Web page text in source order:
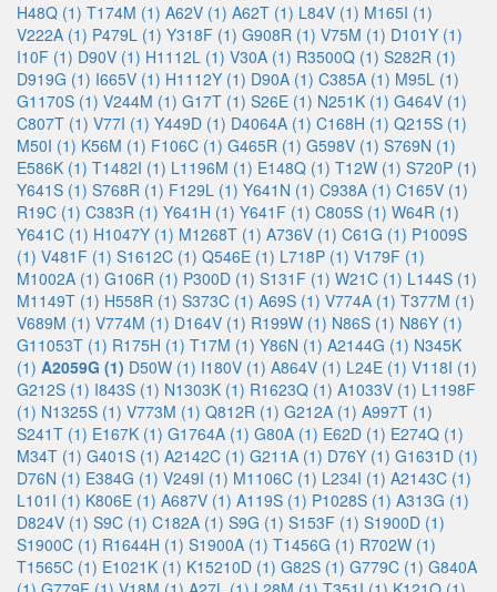
H48Q (1) T174M (1) A62V (1) A62T (1) L84V (1) M165I (1)
V222A (1) P479L (1) Y318F (1) G908R (1) V75M (1) D101Y (1)
I10F (1) D90V (1) H1112L (1) V30A (1) R3500Q (1) S282R (1)
D919G (1) I665V (1) H1112Y (1) D90A (1) C385A (1) M95L (1)
G1170S (1) V244M (1) G17T (1) S26E (1) N251K (1) G464V (1)
C807T (1) V77I (1) Y449D (1) D4064A (1) C168H (1) Q215S (1)
M50I (1) K56M (1) F106C (1) G465R (1) G598V (1) S769N (1)
E586K (1) T1482I (1) L1196M (1) E148Q (1) T12W (1) S720P (1)
Y641S (1) S768R (1) F129L (1) Y641N (1) C938A (1) C165V (1)
R19C (1) C383R (1) Y641H (1) Y641F (1) C805S (1) W64R (1)
Y641C (1) H1047Y (1) M1268T (1) A736V (1) C61G (1) P1009S
(1) V481F (1) S1612C (1) Q546E (1) L718P (1) V179F (1)
M1002A (1) G106R (1) P300D (1) S131F (1) W21C (1) L144S (1)
M1149T (1) H558R (1) S373C (1) A69S (1) V774A (1) T377M (1)
V689M (1) V774M (1) D164V (1) R199W (1) N86S (1) N86Y (1)
G11053T (1) R175H (1) T17M (1) Y86N (1) A2144G (1) N345K
(1) A2059G (1) D50W (1) I180V (1) A864V (1) L24E (1) V118I (1)
G212S (1) I843S (1) N1303K (1) R1623Q (1) A1033V (1) L1198F
(1) N1325S (1) V773M (1) Q812R (1) G212A (1) A997T (1)
S241T (1) E167K (1) G1764A (1) G80A (1) E62D (1) E274Q (1)
M34T (1) G401S (1) A2142C (1) G211A (1) D76Y (1) G1631D (1)
D76N (1) E384G (1) V249I (1) M1106C (1) L234I (1) A2143C (1)
L101I (1) K806E (1) A687V (1) A119S (1) P1028S (1) A313G (1)
D824V (1) S9C (1) C182A (1) S9G (1) S153F (1) S1900D (1)
S1900C (1) R1644H (1) S1900A (1) T1456G (1) R702W (1)
T1565C (1) E1021K (1) K15210D (1) G82S (1) G779C (1) G840A